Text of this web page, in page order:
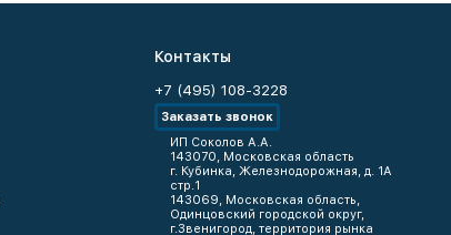
Контакты
+7 (495) 108-3228
Заказать звонок
ИП Соколов А.А.
143070, Московская область
г. Кубинка, Железнодорожная, д. 1А
стр.1
143069, Московская область,
Одинцовский городской округ,
г.Звенигород, территория рынка